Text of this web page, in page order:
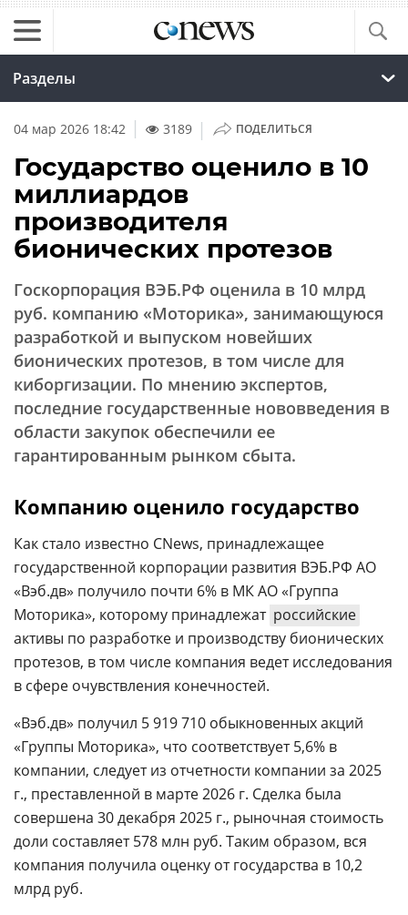
Разделы
04 мар 2026 18:42 3189 | ПОДЕЛИТЬСЯ
Государство оценило в 10
миллиардов
производителя
бионических протезов
Госкорпорация ВЭБ.РФ оценила в 10 млрд
руб. компанию «Моторика», занимающуюся
разработкой и выпуском новейших
бионических протезов, в том числе для
киборгизации. По мнению экспертов,
последние государственные нововведения в
области закупок обеспечили ее
гарантированным рынком сбыта.
Компанию оценило государство
Как стало известно CNews, принадлежащее
государственной корпорации развития ВЭБ.РФ АО
«Вэб.дв» получило почти 6% в МК АО «Группа
Моторика», которому принадлежат российские
активы по разработке и производству бионических
протезов, в том числе компания ведет исследования
в сфере очувствления конечностей.
«Вэб.дв» получил 5 919 710 обыкновенных акций
«Группы Моторика», что соответствует 5,6% в
компании, следует из отчетности компании за 2025
г., преставленной в марте 2026 г. Сделка была
совершена 30 декабря 2025 г., рыночная стоимость
доли составляет 578 млн руб. Таким образом, вся
компания получила оценку от государства в 10,2
млрд руб.